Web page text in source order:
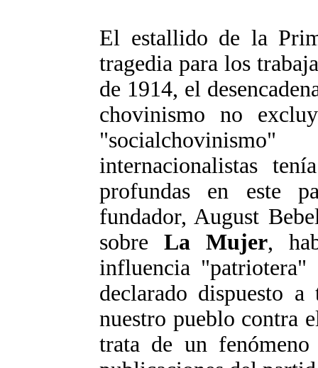
El estallido de la
tragedia para los
de 1914, el
chovinismo no
internacionalistas
profundas en este
fundador, August
sobreLa Mujer,
influencia "patriotera"
declarado dispuesto
nuestro pueblo
trata de un